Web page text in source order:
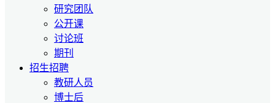
研究团队
公开课
讨论班
期刊
招生招聘
教研人员
博士后